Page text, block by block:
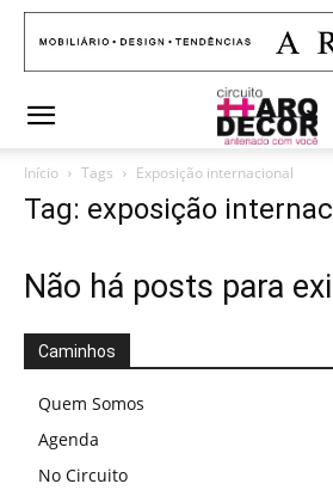
Início Tags Exposição internacional
Tag: exposição
Não há posts para
Caminhos
Quem Somos
Agenda
No Circuito